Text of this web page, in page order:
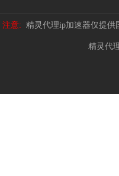
注意: 精灵代理ip加速器仅提供
精灵代